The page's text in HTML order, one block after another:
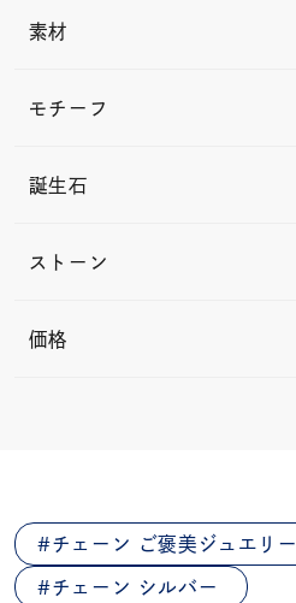
素材
モチーフ
誕生石
ストーン
価格
チェーン ご褒美ジュエリー
チェーン シルバー